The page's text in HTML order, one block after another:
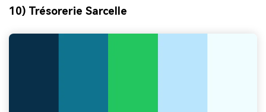
10) Trésorerie Sarcelle